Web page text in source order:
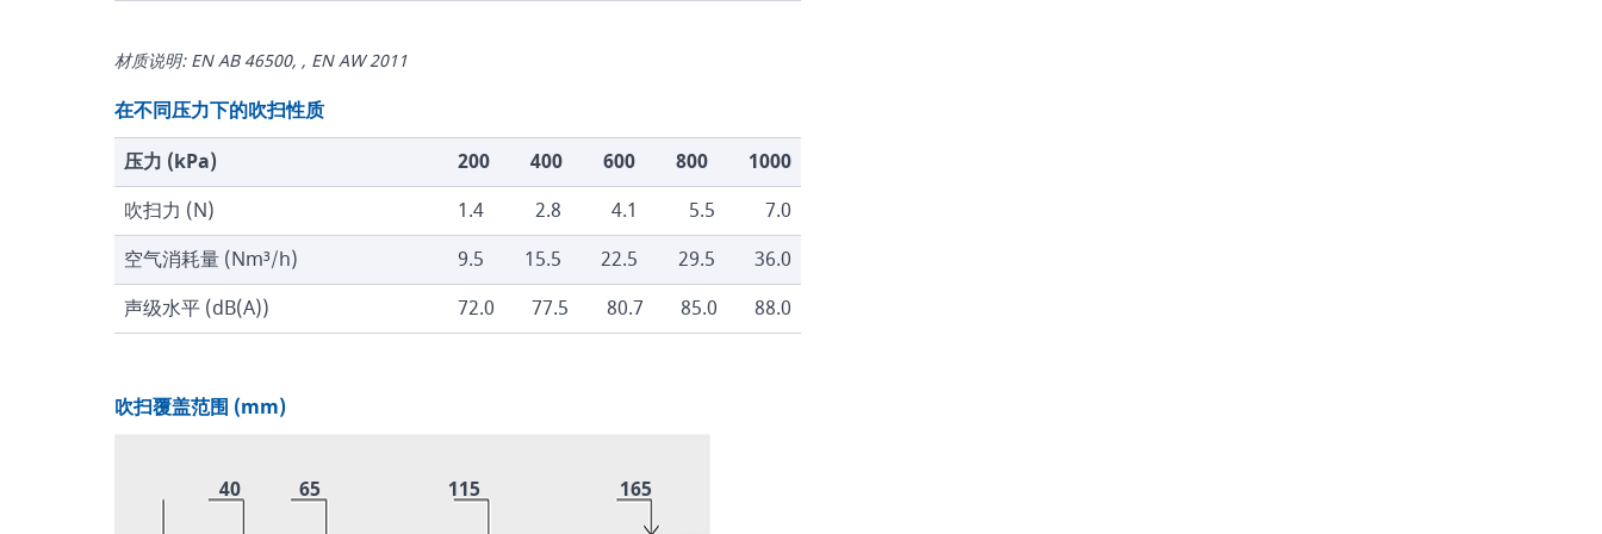
材质说明: EN AB 46500, , EN AW 2011
在不同压力下的吹扫性质
压力 (kPa)
200 400 600 800
1000
吹扫力 (N)
1.4 2.8 4.1 5.5
7.0
空气消耗量 (Nm³/h)
9.5 15.5 22.5 29.5
36.0
声级水平 (dB(A))
72.0 77.5 80.7 85.0 88.0
吹扫覆盖范围 (mm)
40 65 115 165